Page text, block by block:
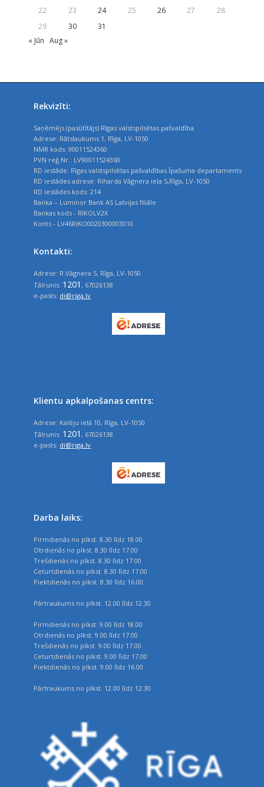
22
23 24 25 26 27
28
29
30
31
« Jūn Aug »
Rekvizīti:
Saņēmējs (pasūtītājs) Rīgas valstspilsētas pašvaldība
Adrese: Rātslaukums 1, Rīga, LV-1050
NMR kods: 90011524360
PVN reģ.Nr.: LV90011524360
RD iestāde: Rīgas valstspilsētas pašvaldības Īpašuma departaments
RD iestādes adrese: Riharda Vāgnera iela 5,Rīga, LV-1050
RD iestādes kods: 214
Banka – Luminor Bank AS Latvijas filiāle
Bankas kods - RIKOLV2X
Konts - LV46RIKO0020300003010
Kontakti:
Adrese: R.Vāgnera 5, Rīga, LV-1050
Tālrunis: 1201 , 67026138
e-pasts: di@riga.lv
Klientu apkalpošanas centrs:
Adrese: Kalēju ielā 10, Rīga, LV-1050
Tālrunis: 1201 , 67026138
e-pasts: di@riga.lv
Darba laiks:
Pirmdienās no plkst. 8.30 līdz 18.00
Otrdienās no plkst. 8.30 līdz 17.00
Trešdienās no plkst. 8.30 līdz 17.00
Ceturtdienās no plkst. 8.30 līdz 17.00
Piektdienās no plkst. 8.30 līdz 16.00
Pārtraukums no plkst. 12.00 līdz 12.30
Pirmdienās no plkst. 9.00 līdz 18.00
Otrdienās no plkst. 9.00 līdz 17.00
Trešdienās no plkst. 9.00 līdz 17.00
Ceturtdienās no plkst. 9.00 līdz 17.00
Piektdienās no plkst. 9.00 līdz 16.00
Pārtraukums no plkst. 12.00 līdz 12.30